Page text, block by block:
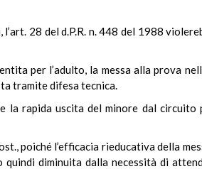
28 del d.P.R. n. 448 del 1988
per l’adulto, la messa alla prova
tramite difesa tecnica.
la rapida uscita del minore dal circuito
poiché l’efficacia rieducativa della
quindi diminuita dalla necessità di